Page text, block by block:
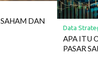
DAN
Data
APA ITU
PASAR